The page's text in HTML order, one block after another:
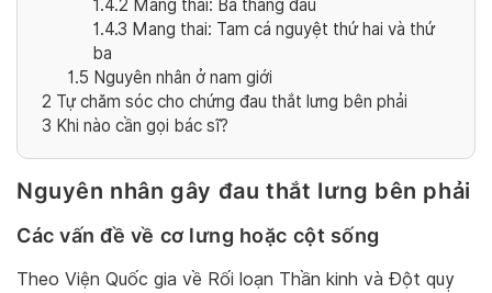
1.4.2 Mang thai: Ba tháng đầu
1.4.3 Mang thai: Tam cá nguyệt thứ hai và thứ
ba
1.5 Nguyên nhân ở nam giới
2 Tự chăm sóc cho chứng đau thắt lưng bên phải
3 Khi nào cần gọi bác sĩ?
Nguyên nhân gây đau thắt lưng bên phải
Các vấn đề về cơ lưng hoặc cột sống
Theo Viện Quốc gia về Rối loạn Thần kinh và Đột quỵ